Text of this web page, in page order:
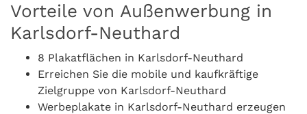
Vorteile von Außenwerbung in
Karlsdorf-Neuthard
8 Plakatflächen in Karlsdorf-Neuthard
Erreichen Sie die mobile und kaufkräftige
Zielgruppe von Karlsdorf-Neuthard
Werbeplakate in Karlsdorf-Neuthard erzeugen